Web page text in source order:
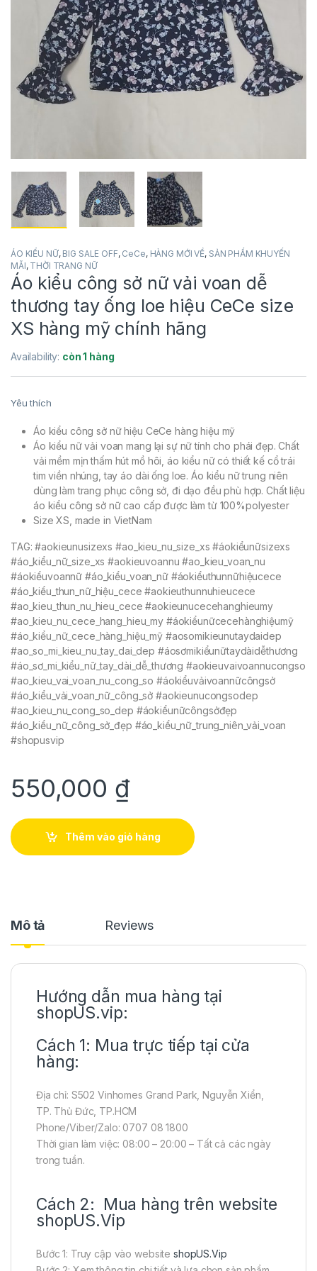
ÁO KIỂU NỮ, BIG SALE OFF, CeCe, HÀNG MỚI VỀ, SẢN PHẨM KHUYẾN
MÃI, THỜI TRANG NỮ
Áo kiểu công sở nữ vải voan dễ
thương tay ống loe hiệu CeCe size
XS hàng mỹ chính hãng
Availability: còn 1 hàng
Yêu thích
Áo kiểu công sở nữ hiệu CeCe hàng hiệu mỹ
Áo kiểu nữ vải voan mang lại sự nữ tính cho phái đẹp. Chất
vải mềm mịn thấm hút mồ hôi, áo kiểu nữ có thiết kế cổ trái
tim viền nhúng, tay áo dài ống loe. Áo kiểu nữ trung niên
dùng làm trang phục công sở, đi dạo đều phù hợp. Chất liệu
áo kiểu công sở nữ cao cấp được làm từ 100%polyester
Size XS, made in VietNam
TAG: #aokieunusizexs #ao_kieu_nu_size_xs #áokiểunữsizexs
#áo_kiểu_nữ_size_xs #aokieuvoannu #ao_kieu_voan_nu
#áokiểuvoannữ #áo_kiểu_voan_nữ #áokiểuthunnữhiệucece
#áo_kiểu_thun_nữ_hiệu_cece #aokieuthunnuhieucece
#ao_kieu_thun_nu_hieu_cece #aokieunucecehanghieumy
#ao_kieu_nu_cece_hang_hieu_my #áokiểunữcecehànghiệumỹ
#áo_kiểu_nữ_cece_hàng_hiệu_mỹ #aosomikieunutaydaidep
#ao_so_mi_kieu_nu_tay_dai_dep #áosơmikiểunữtaydàidễthương
#áo_sơ_mi_kiểu_nữ_tay_dài_dễ_thương #aokieuvaivoannucongso
#ao_kieu_vai_voan_nu_cong_so #áokiểuvảivoannữcôngsở
#áo_kiểu_vải_voan_nữ_công_sở #aokieunucongsodep
#ao_kieu_nu_cong_so_dep #áokiểunữcôngsởđẹp
#áo_kiểu_nữ_công_sở_đẹp #áo_kiểu_nữ_trung_niên_vải_voan
#shopusvip
550,000 ₫
Thêm vào giỏ hàng
Mô tả Reviews
Hướng dẫn mua hàng tại
shopUS.vip:
Cách 1: Mua trực tiếp tại cửa
hàng:
Địa chỉ: S502 Vinhomes Grand Park, Nguyễn Xiển,
TP. Thủ Đức, TP.HCM
Phone/Viber/Zalo: 0707 08 1800
Thời gian làm việc: 08:00 – 20:00 – Tất cả các ngày
trong tuần.
Cách 2: Mua hàng trên website
shopUS.Vip
Bước 1: Truy cập vào website shopUS.Vip